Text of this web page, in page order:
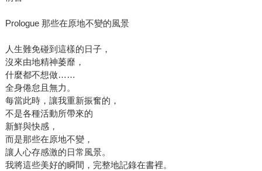
Prologue 那些在原地不變的風景
人生難免碰到這樣的日子，
沒來由地精神萎靡，
什麼都不想做……
全身倦怠且無力。
每當此時，讓我重新振奮的，
不是各種活動所帶來的
新鮮與快感，
而是那些在原地不變，
讓人心存感激的日常風景。
我將這些美好的瞬間，完整地記錄在書裡。